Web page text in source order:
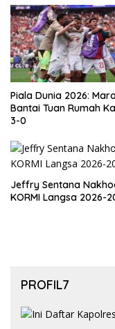
Piala Dunia 2026:
Bantai Tuan Rumah
3-0
Jeffry Sentana
KORMI Langsa 2026-
PROFIL7